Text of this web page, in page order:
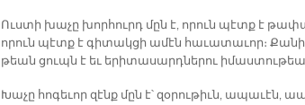
Ուս­տի խա­չը խոր­հուրդ մըն է, ո­րուն պէտք է
ո­րուն պէտք է գի­տակ­ցի ա­մէն հա­ւա­տա­ւոր։ Քա­նի
թեան ցուպն է եւ ե­րի­տա­սարդ­նե­րու
Խա­չը հո­գե­ւոր զէնք մըն է՝ զօ­րու­թիւն,